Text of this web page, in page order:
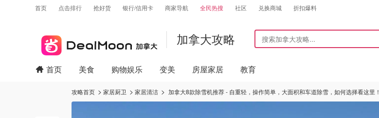
首页 点击排行 抢好货 银行/信用卡 商家导航 全民热搜 社区 兑换商城 折扣爆料
加拿大攻略
首页 美食 购物娱乐 变美 房屋家居 教育
攻略首页 家居厨卫 家居清洁 加拿大8款除雪机推荐 - 自重轻，操作简单，大面积和车道除雪，如何选择看这里！